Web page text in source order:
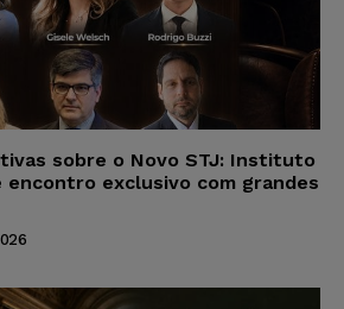
sobre o Novo STJ: Instituto
exclusivo com grandes